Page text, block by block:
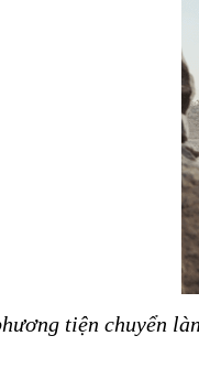
tiện chuyển